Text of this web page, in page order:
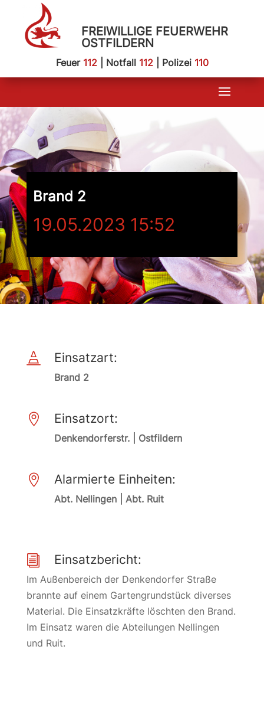
FREIWILLIGE FEUERWEHR
OSTFILDERN
Feuer 112| Notfall 112| Polizei 110
Brand 2
19.05.2023 15:52
 Einsatzart:
Brand 2
 Einsatzort:
Denkendorferstr. | Ostfildern
 Alarmierte Einheiten:
Abt. Nellingen | Abt. Ruit
i Einsatzbericht:
Im Außenbereich der Denkendorfer Straße
brannte auf einem Gartengrundstück diverses
Material. Die Einsatzkräfte löschten den Brand.
Im Einsatz waren die Abteilungen Nellingen
und Ruit.